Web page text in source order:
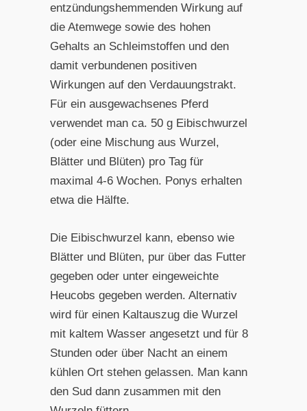
entzündungshemmenden Wirkung auf
die Atemwege sowie des hohen
Gehalts an Schleimstoffen und den
damit verbundenen positiven
Wirkungen auf den Verdauungstrakt.
Für ein ausgewachsenes Pferd
verwendet man ca. 50 g Eibischwurzel
(oder eine Mischung aus Wurzel,
Blätter und Blüten) pro Tag für
maximal 4-6 Wochen. Ponys erhalten
etwa die Hälfte.
Die Eibischwurzel kann, ebenso wie
Blätter und Blüten, pur über das Futter
gegeben oder unter eingeweichte
Heucobs gegeben werden. Alternativ
wird für einen Kaltauszug die Wurzel
mit kaltem Wasser angesetzt und für 8
Stunden oder über Nacht an einem
kühlen Ort stehen gelassen. Man kann
den Sud dann zusammen mit den